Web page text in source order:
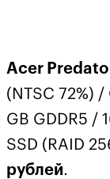
Acer
(NTSC 72%)
GB GDDR5 /
SSD (RAID
рублей.